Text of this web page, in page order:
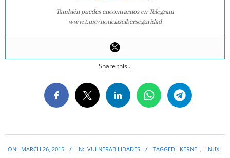
También puedes encontrarnos en Telegram
www.t.me/noticiasciberseguridad
Share this...
03-
ON: MARCH 26, 2015 IN: VULNERABILIDADES TAGGED: KERNEL LINUX